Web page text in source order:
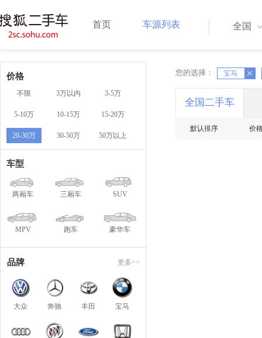
首页 车源列表 全国
价格
不限 3万以内 3-5万
5-10万 10-15万 15-20万
20-30万 30-50万 50万以上
车型
两厢车 三厢车 SUV
MPV 跑车 豪华车
品牌 更多>>
大众 奔驰 丰田 宝马
您的选择： 宝马
X X
全国二手车
默认排序 价